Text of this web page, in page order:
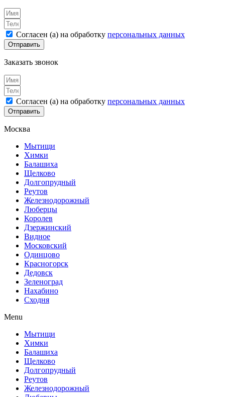
Согласен (а) на обработку персональных данных
Отправить
Заказать звонок
Согласен (а) на обработку персональных данных
Отправить
Москва
Мытищи
Химки
Балашиха
Щелково
Долгопрудный
Реутов
Железнодорожный
Люберцы
Королев
Дзержинский
Видное
Московский
Одинцово
Красногорск
Дедовск
Зеленоград
Нахабино
Сходня
Menu
Мытищи
Химки
Балашиха
Щелково
Долгопрудный
Реутов
Железнодорожный